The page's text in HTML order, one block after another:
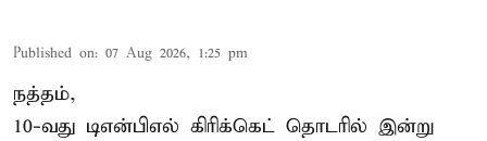
Published on: 07 Aug 2026, 1:25 pm
நத்தம்,
10-வது டிஎன்பிஎல் கிரிக்கெட் தொடரில் இன்று